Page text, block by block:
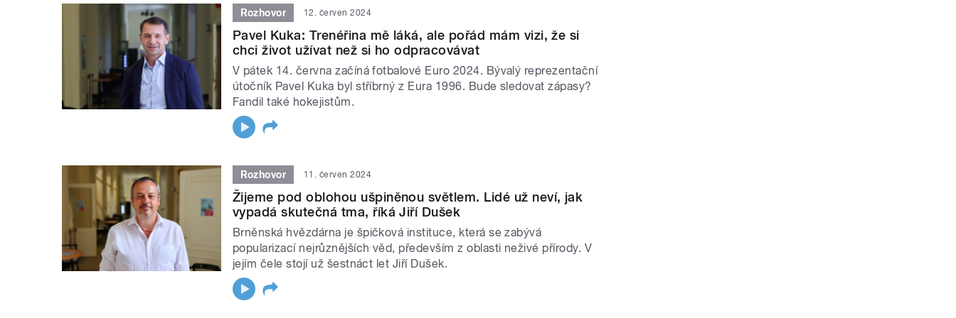
Rozhovor 12. červen 2024
Pavel Kuka: Trenéřina mě láká, ale pořád mám vizi, že si
chci život užívat než si ho odpracovávat
V pátek 14. června začíná fotbalové Euro 2024. Bývalý reprezentační
útočník Pavel Kuka byl stříbrný z Eura 1996. Bude sledovat zápasy?
Fandil také hokejistům.
Rozhovor 11. červen 2024
Žijeme pod oblohou ušpiněnou světlem. Lidé už neví, jak
vypadá skutečná tma, říká Jiří Dušek
Brněnská hvězdárna je špičková instituce, která se zabývá
popularizací nejrůznějších věd, především z oblasti neživé přírody. V
jejím čele stojí už šestnáct let Jiří Dušek.